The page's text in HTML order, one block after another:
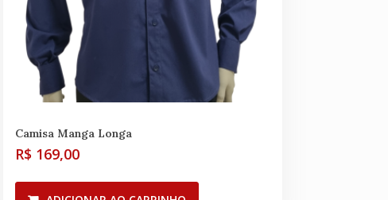
Camisa Manga Longa
R$ 169,00